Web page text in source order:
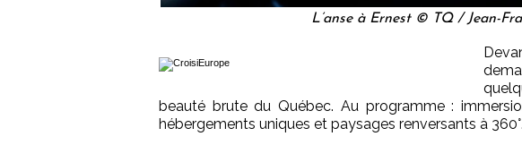
L’anse à Ernest © TQ / Jean-
beauté brute du Québec. Au programme :
hébergements uniques et paysages renversants à 360°.